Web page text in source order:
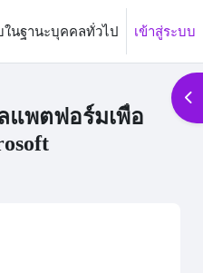
ในฐานะบุคคลทั่วไป เข้าสู่ระบบ
แพตฟอร์มเพื่อ